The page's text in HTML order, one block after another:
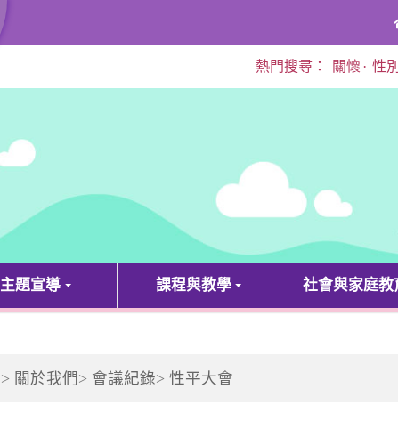
熱門搜尋： 關懷· 性
主題宣導 課程與教學 社會與家庭教
> 關於我們 > 會議紀錄>性平大會